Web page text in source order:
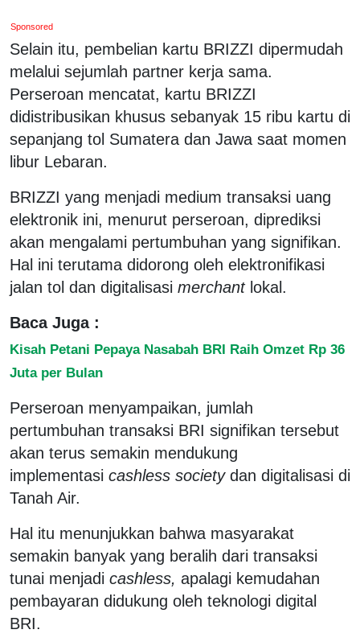
Sponsored
Selain itu, ⁠pembelian kartu BRIZZI dipermudah
melalui sejumlah partner kerja sama.
Perseroan mencatat, kartu BRIZZI
didistribusikan khusus sebanyak 15 ribu kartu di
sepanjang tol Sumatera dan Jawa saat momen
libur Lebaran.
BRIZZI yang menjadi medium transaksi uang
elektronik ini, menurut perseroan, diprediksi
akan mengalami pertumbuhan yang signifikan.
Hal ini terutama didorong oleh elektronifikasi
jalan tol dan digitalisasi merchantlokal.
Baca Juga :
Kisah Petani Pepaya Nasabah BRI Raih Omzet Rp 36
Juta per Bulan
Perseroan menyampaikan, jumlah
pertumbuhan transaksi BRI signifikan tersebut
akan terus semakin mendukung
implementasi cashless societydan digitalisasi di
Tanah Air.
Hal itu menunjukkan bahwa masyarakat
semakin banyak yang beralih dari transaksi
tunai menjadi cashless, apalagi kemudahan
pembayaran didukung oleh teknologi digital
BRI.